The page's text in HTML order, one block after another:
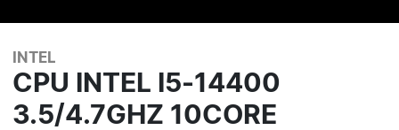
INTEL
CPU INTEL I5-14400
3.5/4.7GHZ 10CORE